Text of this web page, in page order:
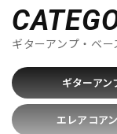
配信/ライ
中古
CORNELL
D-F
Danelectro
Divided by 13
Electro Harmonix
Fender USA
Free The Tone
ギターアンプ・ベ
ギターアン
エレアコア